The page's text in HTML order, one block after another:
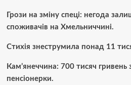
Грози на зміну спеці: негода
споживачів на Хмельниччині.
Стихія знеструмила понад 11
Кам’янеччина: 700 тисяч гривень
пенсіонерки.